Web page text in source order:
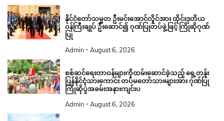
နိုင်ငံတော်သမ္မတ ဦးမင်းအောင်လှိုင်အား ထိုင်းဒုတိယ
ဝန်ကြီးချုပ် ဦးဆောင်၍ ဂုဏ်ပြုတပ်ဖွဲ့ဖြင့် ကြိုဆိုဂုဏ်
ပြု
Admin August 6, 2026
စစ်ဆင်ရေးတာဝန်များကိုထမ်းဆောင်ခဲ့သည့် ရှေ့တန်း
ပြန်နိုင်ငံ့သားကောင်း တပ်မတော်သားများအား ဂုဏ်ပြု
ကြိုဆိုပွဲအခမ်းအနားကျင်းပ
Admin August 6, 2026